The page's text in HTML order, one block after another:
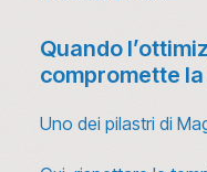
Quando
compromette
Uno dei pilastri di